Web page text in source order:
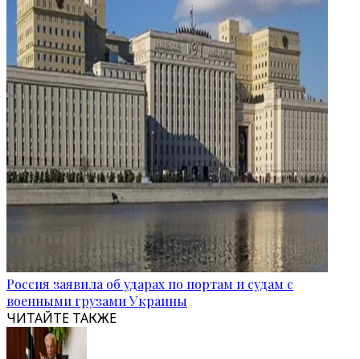
Россия заявила об ударах по портам и судам с
военными грузами Украины
ЧИТАЙТЕ ТАКЖЕ